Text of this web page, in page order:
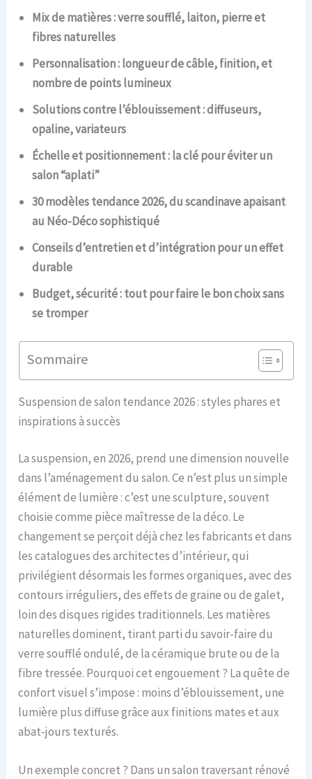
Mix de matières : verre soufflé, laiton, pierre et
fibres naturelles
Personnalisation : longueur de câble, finition, et
nombre de points lumineux
Solutions contre l’éblouissement : diffuseurs,
opaline, variateurs
Échelle et positionnement : la clé pour éviter un
salon “aplati”
30 modèles tendance 2026, du scandinave apaisant
au Néo-Déco sophistiqué
Conseils d’entretien et d’intégration pour un effet
durable
Budget, sécurité : tout pour faire le bon choix sans
se tromper
Sommaire
Suspension de salon tendance 2026 : styles phares et
inspirations à succès
La suspension, en 2026, prend une dimension nouvelle
dans l’aménagement du salon. Ce n’est plus un simple
élément de lumière : c’est une sculpture, souvent
choisie comme pièce maîtresse de la déco. Le
changement se perçoit déjà chez les fabricants et dans
les catalogues des architectes d’intérieur, qui
privilégient désormais les formes organiques, avec des
contours irréguliers, des effets de graine ou de galet,
loin des disques rigides traditionnels. Les matières
naturelles dominent, tirant parti du savoir-faire du
verre soufflé ondulé, de la céramique brute ou de la
fibre tressée. Pourquoi cet engouement ? La quête de
confort visuel s’impose : moins d’éblouissement, une
lumière plus diffuse grâce aux finitions mates et aux
abat-jours texturés.
Un exemple concret ? Dans un salon traversant rénové